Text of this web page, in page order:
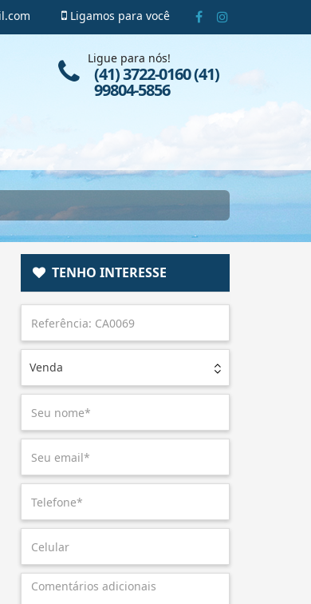
Ligamos para você
Ligue para nós!
(41) 3722-0160 (41)
99804-5856
TENHO INTERESSE
Venda